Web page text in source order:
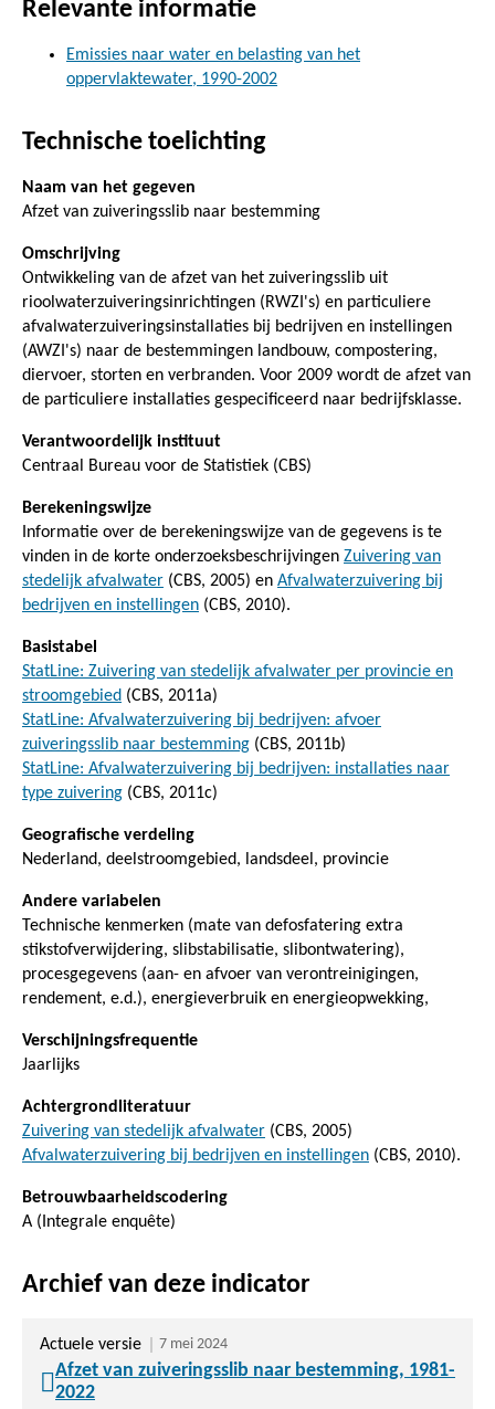
Relevante informatie
Emissies naar water en belasting van het
oppervlaktewater, 1990-2002
Technische toelichting
Naam van het gegeven
Afzet van zuiveringsslib naar bestemming
Omschrijving
Ontwikkeling van de afzet van het zuiveringsslib uit
rioolwaterzuiveringsinrichtingen (RWZI's) en particuliere
afvalwaterzuiveringsinstallaties bij bedrijven en instellingen
(AWZI's) naar de bestemmingen landbouw, compostering,
diervoer, storten en verbranden. Voor 2009 wordt de afzet van
de particuliere installaties gespecificeerd naar bedrijfsklasse.
Verantwoordelijk instituut
Centraal Bureau voor de Statistiek (CBS)
Berekeningswijze
Informatie over de berekeningswijze van de gegevens is te
vinden in de korte onderzoeksbeschrijvingen Zuivering van
stedelijk afvalwater (CBS, 2005) en Afvalwaterzuivering bij
bedrijven en instellingen (CBS, 2010).
Basistabel
StatLine: Zuivering van stedelijk afvalwater per provincie en
stroomgebied (CBS, 2011a)
StatLine: Afvalwaterzuivering bij bedrijven: afvoer
zuiveringsslib naar bestemming (CBS, 2011b)
StatLine: Afvalwaterzuivering bij bedrijven: installaties naar
type zuivering (CBS, 2011c)
Geografische verdeling
Nederland, deelstroomgebied, landsdeel, provincie
Andere variabelen
Technische kenmerken (mate van defosfatering extra
stikstofverwijdering, slibstabilisatie, slibontwatering),
procesgegevens (aan- en afvoer van verontreinigingen,
rendement, e.d.), energieverbruik en energieopwekking,
Verschijningsfrequentie
Jaarlijks
Achtergrondliteratuur
Zuivering van stedelijk afvalwater (CBS, 2005)
Afvalwaterzuivering bij bedrijven en instellingen (CBS, 2010).
Betrouwbaarheidscodering
A (Integrale enquête)
Archief van deze indicator
Actuele versie 7 mei 2024
Afzet van zuiveringsslib naar bestemming, 1981-
2022